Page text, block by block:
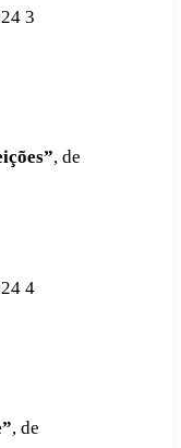
, de
, de